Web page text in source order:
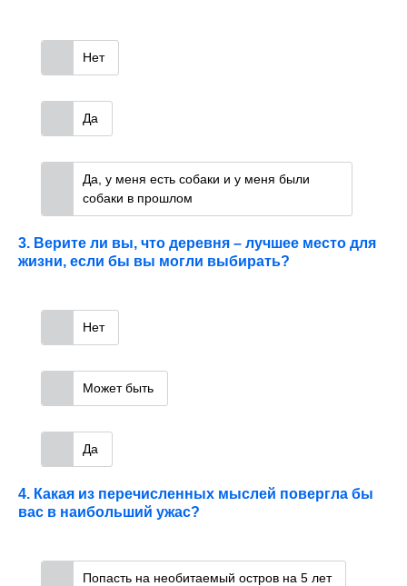
Нет
Да
Да, у меня есть собаки и у меня были
собаки в прошлом
3. Верите ли вы, что деревня – лучшее место для
жизни, если бы вы могли выбирать?
Нет
Может быть
Да
4. Какая из перечисленных мыслей повергла бы
вас в наибольший ужас?
Попасть на необитаемый остров на 5 лет